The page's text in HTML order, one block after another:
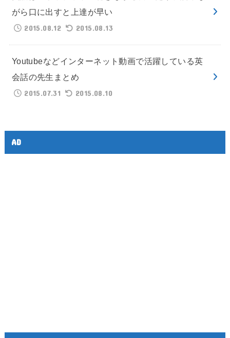
がら口に出すと上達が早い
2015.08.12
2015.08.13
Youtubeなどインターネット動画で活躍している英
会話の先生まとめ
2015.07.31
2015.08.10
AD